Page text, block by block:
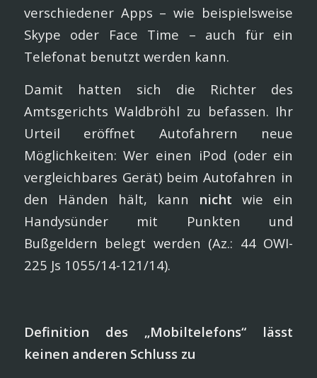
verschiedener Apps – wie beispielsweise
Skype oder Face Time – auch für ein
Telefonat benutzt werden kann.
Damit hatten sich die Richter des
Amtsgerichts Waldbröhl zu befassen. Ihr
Urteil eröffnet Autofahrern neue
Möglichkeiten: Wer einen iPod (oder ein
vergleichbares Gerät) beim Autofahren in
den Händen hält, kann nicht wie ein
Handysünder mit Punkten und
Bußgeldern belegt werden (Az.: 44 OWI-
225 Js 1055/14-121/14).
Definition des „Mobiltelefons“ lässt
keinen anderen Schluss zu